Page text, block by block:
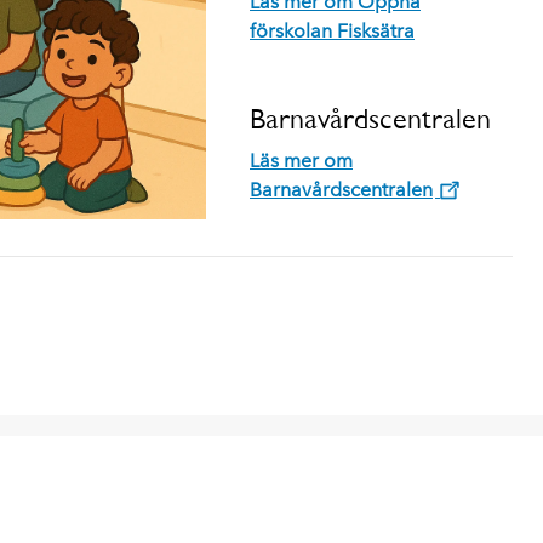
förskolan Fisksätra
Barnavårdscentralen
Läs mer om
Barnavårdscentralen